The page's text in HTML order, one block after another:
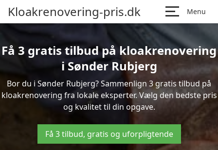
Kloakrenovering-pris.dk Menu
Få 3 gratis tilbud på kloakrenovering
i Sønder Rubjerg
Bor du i Sønder Rubjerg? Sammenlign 3 gratis tilbud på
kloakrenovering fra lokale eksperter. Vælg den bedste pris
og kvalitet til din opgave.
Få 3 tilbud, gratis og uforpligtende